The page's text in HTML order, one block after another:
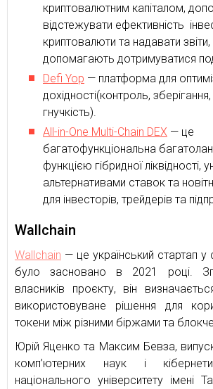
криптовалютним капіталом,
відстежувати ефективність
криптовалюти та надавати
допомагають дотримуватися
Defi Yop — платформа для
дохідності(контроль, зберігання,
гнучкість).
All-in-One Multi-Chain DEX — це
багатофункціональна
функцією гібридної ліквідності,
альтернативами ставок та
для інвесторів, трейдерів та
Wallchain
Wallchain — це український стартап у
було засновано в 2021 році.
власників проєкту, він
використовуване рішення для
токени між різними біржами та
Юрій Яценко та Максим Бевза,
комп’ютерних наук і
національного університету імені